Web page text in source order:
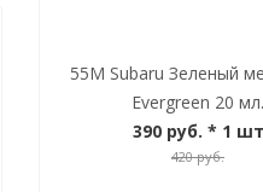
55M Subaru Зеленый
Evergreen 20 мл.
390 руб. * 1 шт
420 руб.